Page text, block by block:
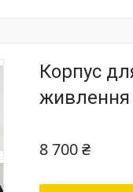
Корпус
живлення
8 700 ₴